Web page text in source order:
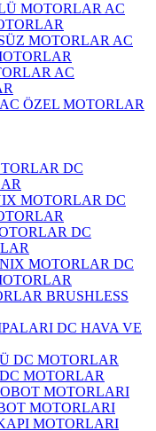
AC
AC
AC
AC ÖZEL MOTORLAR
DC
DC
DC
DC
BRUSHLESS
DC HAVA VE
MOTORLAR
MOTORLARI